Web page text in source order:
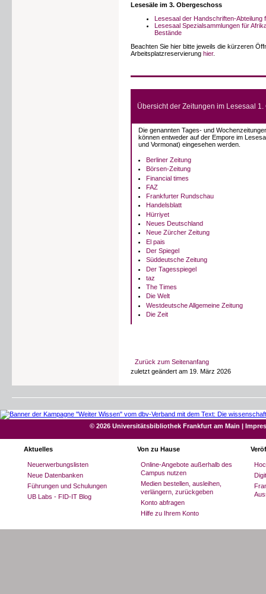
Lesesäle im 3. Obergeschoss
Lesesaal der Handschriften-Abteilung
Lesesaal Spezialsammlungen für
Bestände
Beachten Sie hier bitte jeweils die kürzeren
Arbeitsplatzreservierung hier.
Übersicht der Zeitungen im Lesesaal 1.
Die genannten Tages- und
können entweder auf der Empore im
und Vormonat) eingesehen werden.
Berliner Zeitung
Börsen-Zeitung
Financial times
FAZ
Frankfurter Rundschau
Handelsblatt
Hürriyet
Neues Deutschland
Neue Zürcher Zeitung
El pais
Der Spiegel
Süddeutsche Zeitung
Der Tagesspiegel
taz
The Times
Die Welt
Westdeutsche Allgemeine Zeitung
Die Zeit
Zurück zum Seitenanfang
zuletzt geändert am 19. März 2026
© 2026 Universitätsbibliothek Frankfurt am Main |
Aktuelles
Neuerwerbungslisten
Neue Datenbanken
Führungen und Schulungen
UB Labs - FID-IT Blog
Von zu Hause
Online-Angebote außerhalb des
Campus nutzen
Medien bestellen, ausleihen,
verlängern, zurückgeben
Konto abfragen
Hilfe zu Ihrem Konto